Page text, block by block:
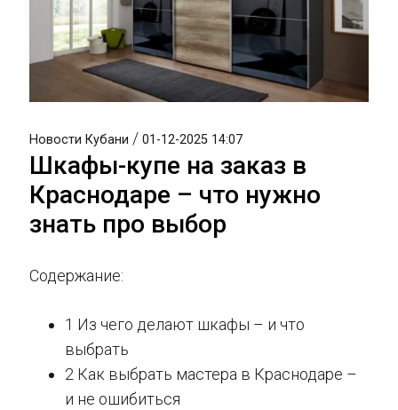
Новости Кубани / 01-12-2025 14:07
Шкафы-купе на заказ в
Краснодаре – что нужно
знать про выбор
Содержание:
1 Из чего делают шкафы – и что
выбрать
2 Как выбрать мастера в Краснодаре –
и не ошибиться